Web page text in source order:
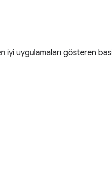
iyi uygulamaları gösteren